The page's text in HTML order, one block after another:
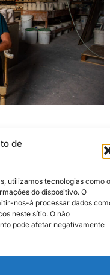
de
utilizamos tecnologias como
do dispositivo. O
nos-á processar dados
neste sítio. O não
pode afetar negativamente
Caldas da Rainha Cidade
Criativa